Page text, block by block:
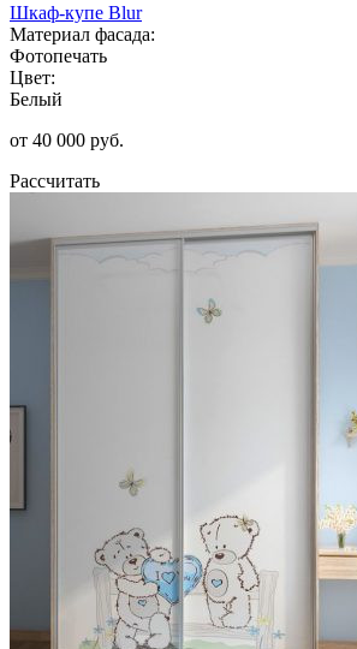
Шкаф-купе Blur
Материал фасада:
Фотопечать
Цвет:
Белый
от 40 000 руб.
Рассчитать